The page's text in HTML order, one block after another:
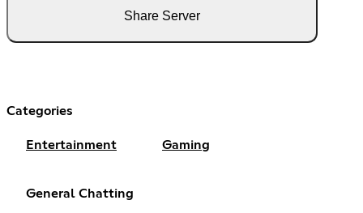
Share Server
Categories
Entertainment Gaming
General Chatting